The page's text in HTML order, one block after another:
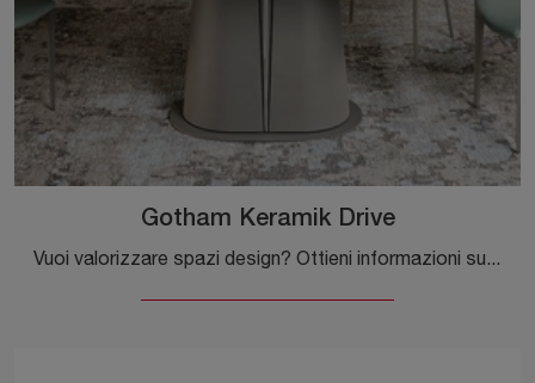
Gotham Keramik Drive
Vuoi valorizzare spazi design? Ottieni informazioni sui tavoli design allungabili: il modello da pranzo Gotham Keramik Drive ti sta aspettando.